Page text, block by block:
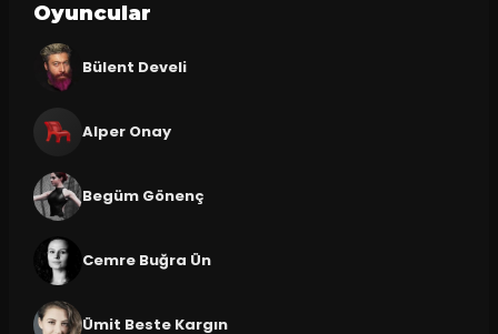
Oyuncular
Bülent Develi
Alper Onay
Begüm Gönenç
Cemre Buğra Ün
Ümit Beste Kargın